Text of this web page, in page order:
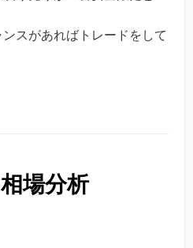
スがあればトレードをして
場分析